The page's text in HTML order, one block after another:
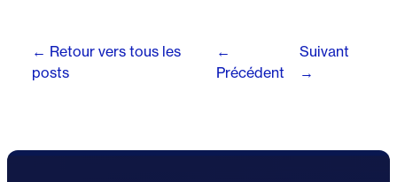
← Retour vers tous les
posts
←
Précédent
Suivant
→